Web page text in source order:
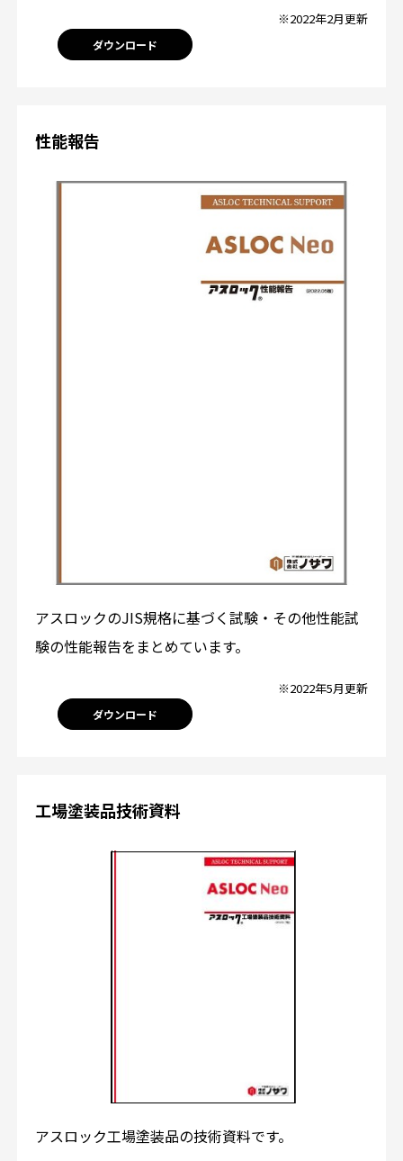
※2022年2月更新
ダウンロード
性能報告
アスロックのJIS規格に基づく試験・その他性能試
験の性能報告をまとめています。
※2022年5月更新
ダウンロード
工場塗装品技術資料
アスロック工場塗装品の技術資料です。